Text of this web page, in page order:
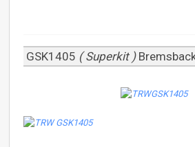
GSK1405 ( Superkit )